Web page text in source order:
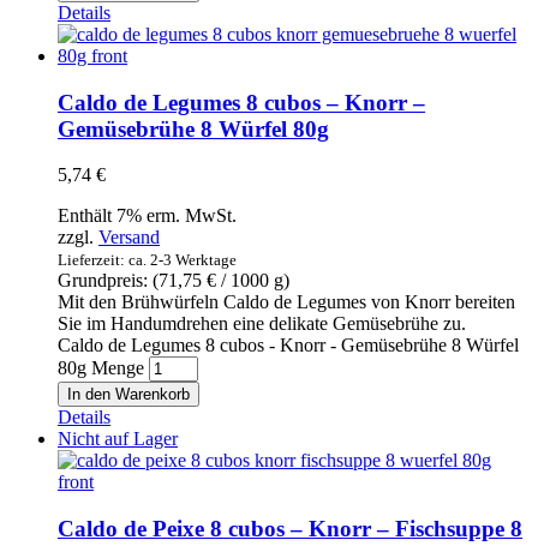
Details
Caldo de Legumes 8 cubos – Knorr –
Gemüsebrühe 8 Würfel 80g
5,74 €
Enthält 7% erm. MwSt.
zzgl. Versand
Lieferzeit: ca. 2-3 Werktage
Grundpreis: (71,75 € / 1000 g)
Mit den Brühwürfeln Caldo de Legumes von Knorr bereiten
Sie im Handumdrehen eine delikate Gemüsebrühe zu.
Caldo de Legumes 8 cubos - Knorr - Gemüsebrühe 8 Würfel
80g Menge
In den Warenkorb
Details
Nicht auf Lager
Caldo de Peixe 8 cubos – Knorr – Fischsuppe 8